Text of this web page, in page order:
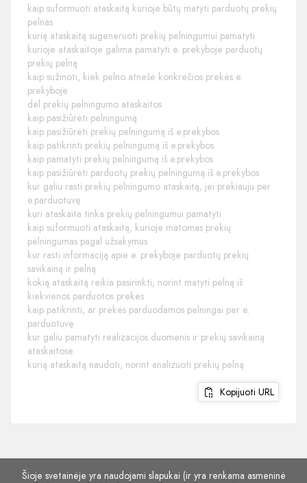
kaip suformuoti ataskaitą kurioje būtų matyti parduotų prekių
pelnas
kurią ataskaitą sugeneruoti prekių pelningumui pamatyti
kurioje ataskaitoje galima pamatyti e. prekyboje parduotų
prekių pelną
kaip sužinoti, kiek pelno atnešė konkrečios prekės e.
prekyboje
dėl prekių pelningumo ataskaitos
kaip pasižiūrėti pelningumą
kaip pasižiūrėti prekių pelningumą iš e.prekybos
kaip patikrinti prekių pelningumą iš e.prekybos
kaip pamatyti prekių pelningumą iš e.prekybos
kaip pasižiūrėti parduotų prekių pelningumą iš e.prekybos
kur galiu rasti prekių pelningumo ataskaitą, jei prekiauju per
e.parduotuvę
kuri ataskaita tinka prekių pelningumui pamatyti
kaip suformuoti ataskaitą, kurioje matomas prekių
pelningumas pagal užsakymus
kur rasti informaciją apie e. prekyboje parduotų prekių
savikainą ir pelną
kokią ataskaitą reikia pasirinkti, norint matyti pelną iš
kiekvienos parduotos prekės
kaip patikrinti, ar prekės parduodamos pelningai per e.
parduotuvę
kur galiu pamatyti realizacijos duomenis ir prekių savikainą
ataskaitose
kurią ataskaitą naudoti, norint analizuoti prekių pelną
Kopijuoti URL
Šioje svetainėje yra naudojami slapukai (ir yra renkama asmeninė